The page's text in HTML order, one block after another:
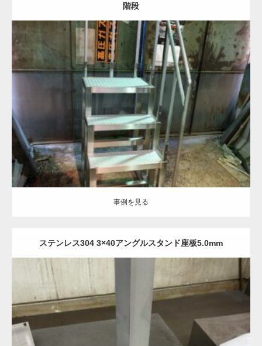
階段
ステンレス-HL 建築金物 フレーム加工 溶接加工
理
事例を見る
事例を見る
ステンレス304 3×40アングルスタンド座板5.0mm
Category: ステンレス-#400(研磨) 建築金物 フレーム加工 板金加工